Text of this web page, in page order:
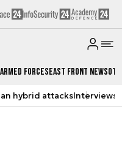
Armed ForcesEast Front News
hybrid attacksInterviews